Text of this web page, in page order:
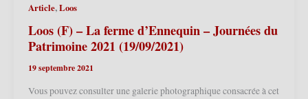
(26/09/2021)
Article,Loos
Loos (F) – La ferme d’Ennequin – Journées du
Patrimoine 2021 (19/09/2021)
19 septembre 2021
Vous pouvez consulter une galerie photographique consacrée à cet